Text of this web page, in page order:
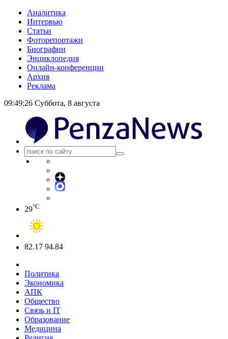
Аналитика
Интервью
Статьи
Фоторепортажи
Биографии
Энциклопедия
Онлайн-конференции
Архив
Реклама
09:49:27 Суббота, 8 августа
29°C
82.17 94.84
Политика
Экономика
АПК
Общество
Связь и IT
Образование
Медицина